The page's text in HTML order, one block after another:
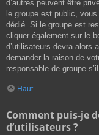
d’autres peuvent être
le groupe est public,
dédié. Si le groupe est
cliquer également sur le
d’utilisateurs devra alors
demander la raison de
responsable de groupe
Haut
Comment puis-je
d’utilisateurs ?